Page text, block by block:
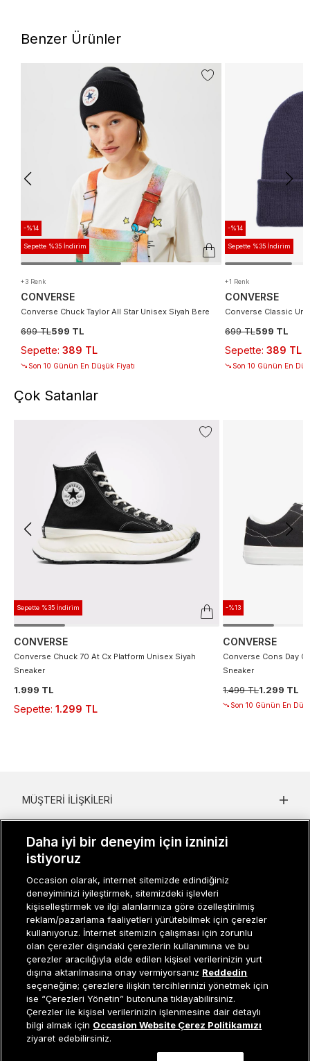
Sepete Ekle
Benzer Ürünler
-%14
Sepette %35 İndirim
+3 Renk
CONVERSE
Converse Chuck Taylor All Star Unisex Siyah Bere
699 TL599 TL
Sepette: 389 TL
Son 10 Günün En Düşük Fiyatı
-%14
Sepette %35 İndirim
+1 Renk
CONVERSE
Converse Classic
699 TL599 TL
Sepette: 389 TL
Son 10 Günün En
Çok Satanlar
Sepette %35 İndirim
CONVERSE
Converse Chuck 70 At Cx Platform Unisex Siyah
Sneaker
1.999 TL
Sepette: 1.299 TL
-%13
CONVERSE
Converse Cons Day
Sneaker
1.499 TL1.299 TL
Son 10 Günün En
Müşteri İlişkileri0 850 800 01 20
MÜŞTERI İLIŞKILERI
KADIN KATEGORILER
GRUP MARKALAR
ERKEK KATEGORILER
Occasion bir EREN PERAKENDE markasıdır. © Eren Holding
Daha iyi bir deneyim için izninizi
istiyoruz
Occasion olarak, internet sitemizde edindiğiniz
deneyiminizi iyileştirmek, sitemizdeki işlevleri
kişiselleştirmek ve ilgi alanlarınıza göre özelleştirilmiş
reklam/pazarlama faaliyetleri yürütebilmek için çerezler
kullanıyoruz. İnternet sitemizin çalışması için zorunlu
olan çerezler dışındaki çerezlerin kullanımına ve bu
çerezler aracılığıyla elde edilen kişisel verilerinizin yurt
dışına aktarılmasına onay vermiyorsanız Reddedin
seçeneğine; çerezlere ilişkin tercihlerinizi yönetmek için
ise “Çerezleri Yönetin” butonuna tıklayabilirsiniz.
Çerezler ile kişisel verilerinizin işlenmesine dair detaylı
bilgi almak için Occasion Website Çerez Politikamızı
ziyaret edebilirsiniz.